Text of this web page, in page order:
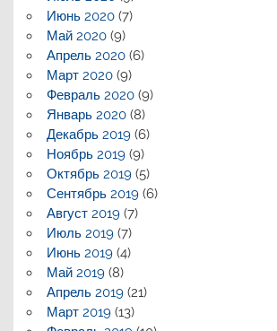
Июнь 2020(7)
Май 2020(9)
Апрель 2020(6)
Март 2020(9)
Февраль 2020(9)
Январь 2020(8)
Декабрь 2019(6)
Ноябрь 2019(9)
Октябрь 2019(5)
Сентябрь 2019(6)
Август 2019(7)
Июль 2019(7)
Июнь 2019(4)
Май 2019(8)
Апрель 2019(21)
Март 2019(13)